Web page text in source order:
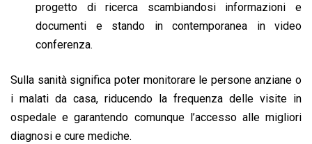
progetto di ricerca scambiandosi informazioni e
documenti e stando in contemporanea in video
conferenza.
Sulla sanità significa poter monitorare le persone anziane o
i malati da casa, riducendo la frequenza delle visite in
ospedale e garantendo comunque l’accesso alle migliori
diagnosi e cure mediche.